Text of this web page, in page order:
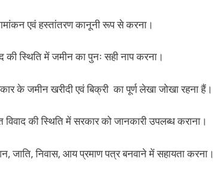
एवं हस्तांतरण कानूनी रूप से करना।
की स्थिति में जमीन का पुनः सही नाप करना।
के जमीन खरीदी एवं बिक्री का पूर्ण लेखा जोखा रहना हैं।
विवाद की स्थिति में सरकार को जानकारी उपलब्ध कराना।
जाति, निवास, आय प्रमाण पत्र बनवाने में सहायता करना।